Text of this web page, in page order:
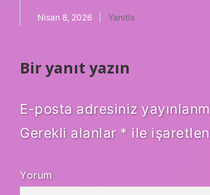
Nisan 8, 2026 Yanıtla
Bir yanıt yazın
E-posta adresiniz
Gerekli alanlar * ile
Yorum